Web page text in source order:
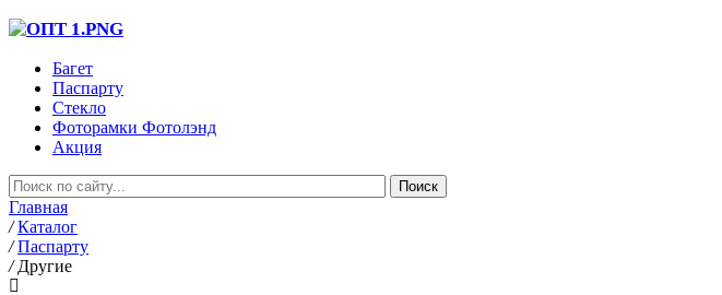
Багет
Паспарту
Стекло
Фоторамки Фотолэнд
Акция
Главная
/ Каталог
/ Паспарту
/ Другие